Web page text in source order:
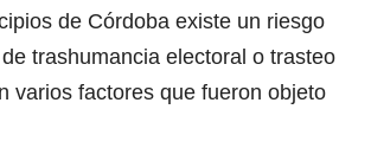
de Córdoba existe un riesgo
trashumancia electoral o trasteo
varios factores que fueron objeto